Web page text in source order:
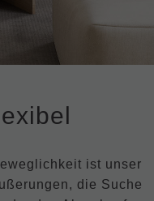
ist unser
die Suche